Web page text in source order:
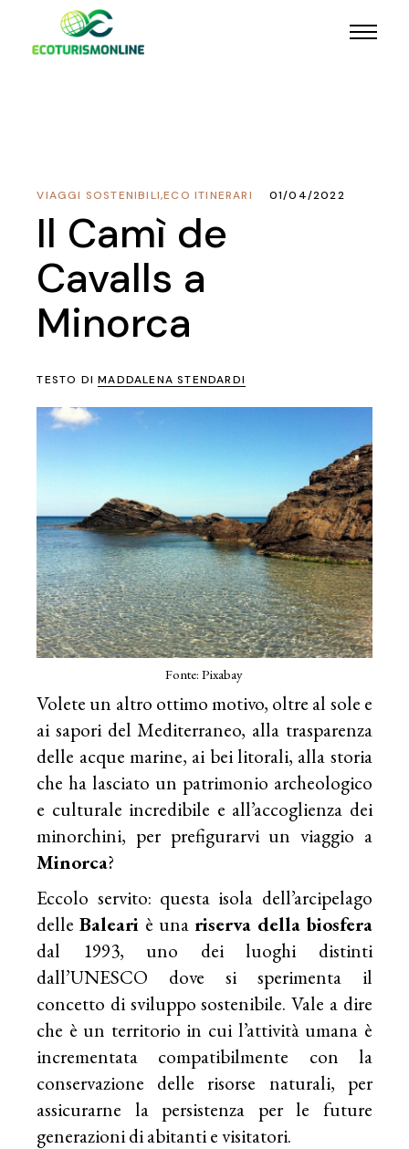
ECO ITINERARI
,
VIAGGI SOSTENIBILI 01/04/2022
Il Camì de
Cavalls a
Minorca
TESTO DIMADDALENA STENDARDI
Fonte: Pixabay
Volete un altro ottimo motivo, oltre al sole e
ai sapori del Mediterraneo, alla trasparenza
delle acque marine, ai bei litorali, alla storia
che ha lasciato un patrimonio archeologico
e culturale incredibile e all’accoglienza dei
minorchini, per prefigurarvi un viaggio a
Minorca?
Eccolo servito: questa isola dell’arcipelago
delleBaleari è una riserva della biosfera
dal 1993, uno dei luoghi distinti
dall’UNESCO dove si sperimenta il
concetto di sviluppo sostenibile. Vale a dire
che è un territorio in cui l’attività umana è
incrementata compatibilmente con la
conservazione delle risorse naturali, per
assicurarne la persistenza per le future
generazioni di abitanti e visitatori.